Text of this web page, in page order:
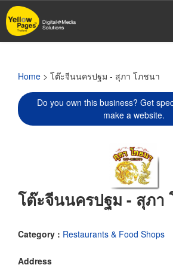
Skip
to
main
Home > โต๊ะจีนนครปฐม - สุภา โภชนา
Do you own this business? Get
make a website.
โต๊ะจีนนครปฐม - สุภา
Category : Restaurants & Food Shops
Address